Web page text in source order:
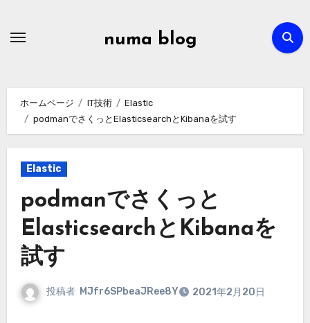
numa blog
ホームページ IT技術
Elastic
podmanでさくっとElasticsearchとKibanaを試す
Elastic
podmanでさくっと
ElasticsearchとKibanaを
試す
投稿者 MJfr6SPbeaJRee8Y 2021年2月20日